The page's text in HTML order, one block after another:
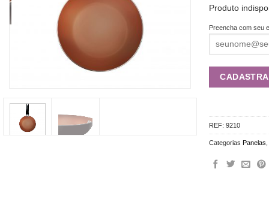
Produto
Preencha com seu
REF:9210
CategoriasPanelas